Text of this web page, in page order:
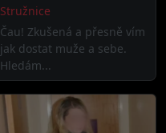
Stružnice
Čau! Zkušená a přesně vím
jak dostat muže a sebe.
Hledám...